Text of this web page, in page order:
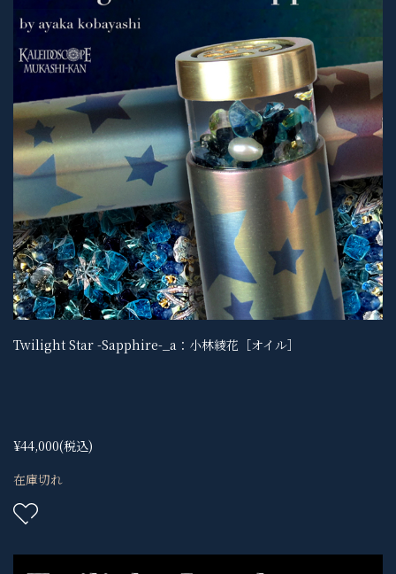
Twilight Star -Sapphire-_a：小林綾花［オイル］
¥44,000(税込)
在庫切れ